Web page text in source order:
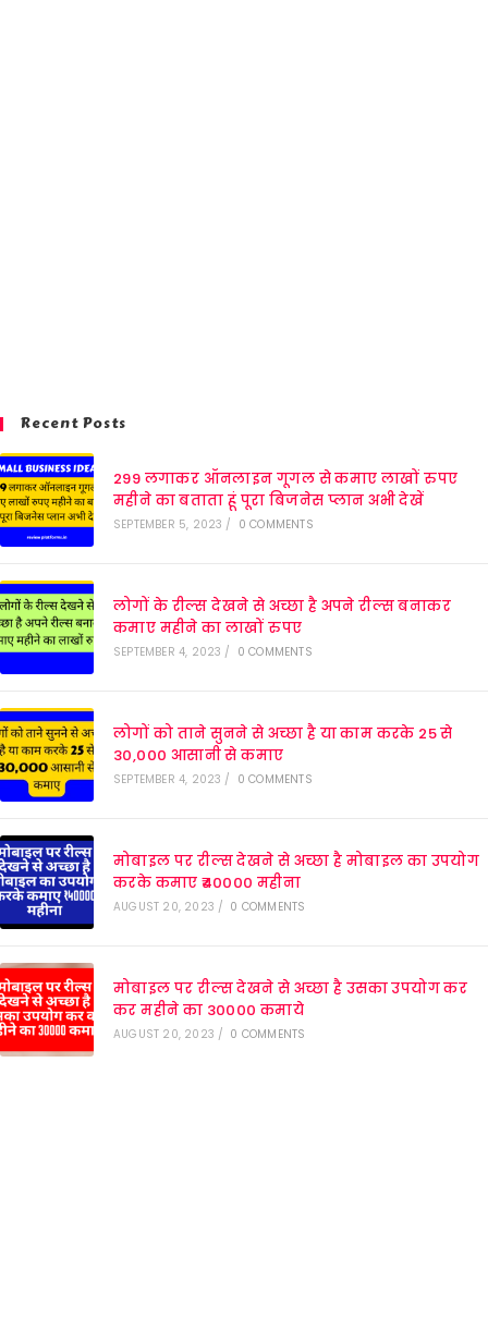
Recent Posts
299 लगाकर ऑनलाइन गूगल से कमाए लाखों रुपए
महीने का बताता हूं पूरा बिजनेस प्लान अभी देखें
SEPTEMBER 5, 2023 / 0 COMMENTS
लोगों के रील्स देखने से अच्छा है अपने रील्स बनाकर
कमाए महीने का लाखों रुपए
SEPTEMBER 4, 2023 / 0 COMMENTS
लोगों को ताने सुनने से अच्छा है या काम करके 25 से
30,000 आसानी से कमाए
SEPTEMBER 4, 2023 / 0 COMMENTS
मोबाइल पर रील्स देखने से अच्छा है मोबाइल का उपयोग
करके कमाए ₹40000 महीना
AUGUST 20, 2023 / 0 COMMENTS
मोबाइल पर रील्स देखने से अच्छा है उसका उपयोग कर
कर महीने का 30000 कमाये
AUGUST 20, 2023 / 0 COMMENTS